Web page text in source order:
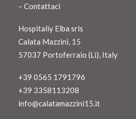
– Contattaci
Hospitaliy Elba srls
Calata Mazzini, 15
57037 Portoferraio (Li), Italy
+39 0565 1791796
+39 3358113208
info@calatamazzini15.it